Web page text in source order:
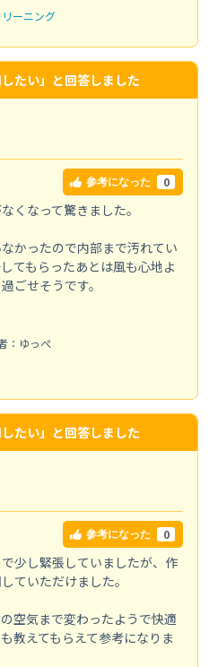
ーニング
たい」と回答しました
参考になった 0
くなって驚きました。
かったので内部まで汚れてい
てもらったあとは風も心地よ
ごせそうです。
：ゆっぺ
たい」と回答しました
参考になった 0
少し緊張していましたが、作
ていただけました。
空気まで変わったようで快適
教えてもらえて参考になりま